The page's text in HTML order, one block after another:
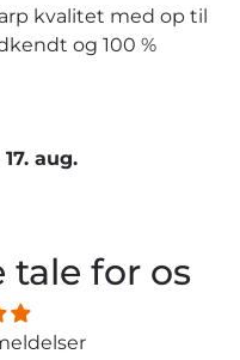
kvalitet med op til
og 100 %
17. aug.
tale for os